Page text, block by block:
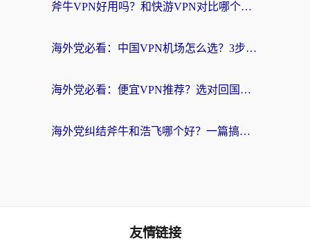
斧牛VPN好用吗？和快游VPN对比哪个回国效果更好？马来西亚留学生亲测分享
海外党必看：中国VPN机场怎么选？3步教你无缝访问国内资源（附避坑指南）
海外党必看：便宜VPN推荐？选对回国加速器才能无缝刷国内剧玩国服
海外党纠结斧牛和浩飞哪个好？一篇搞定回国加速器选择+无缝访问国内资源指南
友情链接